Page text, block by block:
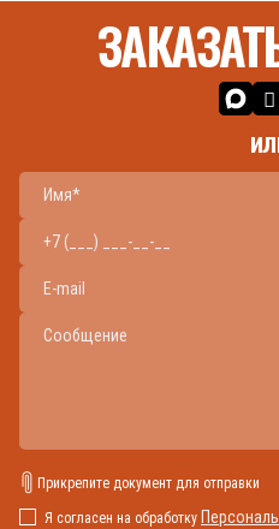
Прикрепите документ для отправки
Я согласен на обработку